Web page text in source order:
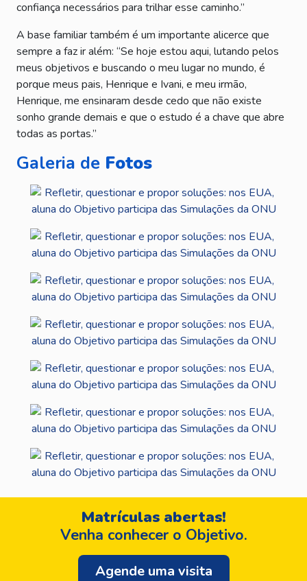
confiança necessários para trilhar esse caminho.”
A base familiar também é um importante alicerce que
sempre a faz ir além: “Se hoje estou aqui, lutando pelos
meus objetivos e buscando o meu lugar no mundo, é
porque meus pais, Henrique e Ivani, e meu irmão,
Henrique, me ensinaram desde cedo que não existe
sonho grande demais e que o estudo é a chave que abre
todas as portas.”
Galeria de Fotos
Matrículas abertas!
Venha conhecer o Objetivo.
Agende uma visita